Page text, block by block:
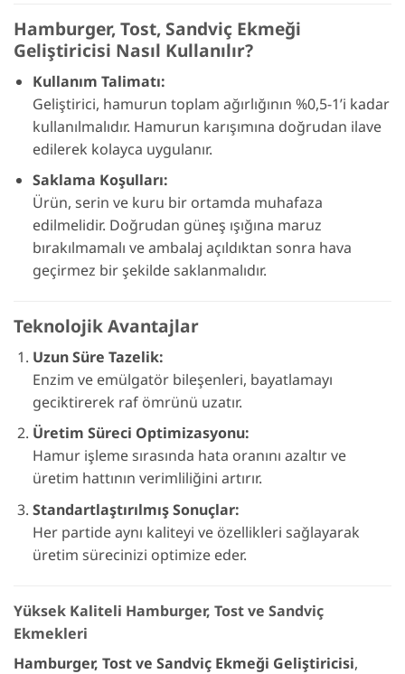
Hamburger, Tost, Sandviç Ekmeği
Geliştiricisi Nasıl Kullanılır?
Kullanım Talimatı:
Geliştirici, hamurun toplam ağırlığının %0,5-1’i kadar
kullanılmalıdır. Hamurun karışımına doğrudan ilave
edilerek kolayca uygulanır.
Saklama Koşulları:
Ürün, serin ve kuru bir ortamda muhafaza
edilmelidir. Doğrudan güneş ışığına maruz
bırakılmamalı ve ambalaj açıldıktan sonra hava
geçirmez bir şekilde saklanmalıdır.
Teknolojik Avantajlar
Uzun Süre Tazelik:
Enzim ve emülgatör bileşenleri, bayatlamayı
geciktirerek raf ömrünü uzatır.
Üretim Süreci Optimizasyonu:
Hamur işleme sırasında hata oranını azaltır ve
üretim hattının verimliliğini artırır.
Standartlaştırılmış Sonuçlar:
Her partide aynı kaliteyi ve özellikleri sağlayarak
üretim sürecinizi optimize eder.
Yüksek Kaliteli Hamburger, Tost ve Sandviç
Ekmekleri
Hamburger, Tost ve Sandviç Ekmeği Geliştiricisi,